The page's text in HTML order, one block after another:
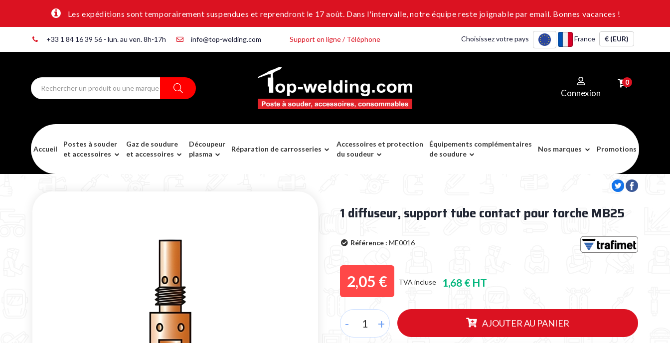
Les expéditions sont temporairement suspendues et reprendront le 17 août. Dans l'intervalle, notre équipe reste joignable par email. Bonnes vacances !
+33 1 84 16 39 56 - lun. au ven. 8h-17h info@top-welding.com Support en ligne / Téléphone Choisissez votre pays France € (EUR)
Connexion
0
Accueil
Postes à souder
et accessoires
Gaz de soudure
et accessoires
Découpeur
plasma
Réparation de carrosseries
Accessoires et protection
du soudeur
Équipements complémentaires
de soudure
Nos marques Promotions
1 diffuseur, support tube contact pour torche MB25
Référence : ME0016
2,05 € TVA incluse 1,68 € HT
- + AJOUTER AU PANIER